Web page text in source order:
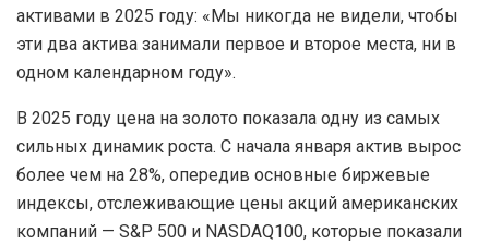
активами в 2025 году: «Мы никогда не видели, чтобы
эти два актива занимали первое и второе места, ни в
одном календарном году».
В 2025 году цена на золото показала одну из самых
сильных динамик роста. С начала января актив вырос
более чем на 28%, опередив основные биржевые
индексы, отслеживающие цены акций американских
компаний — S&P 500 и NASDAQ100, которые показали